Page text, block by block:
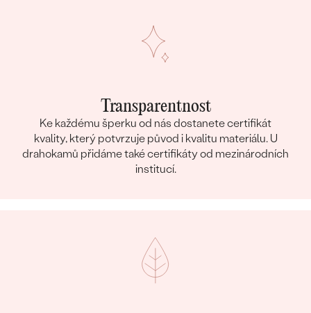
Transparentnost
Ke každému šperku od nás dostanete certifikát
kvality, který potvrzuje původ i kvalitu materiálu. U
drahokamů přidáme také certifikáty od mezinárodních
institucí.